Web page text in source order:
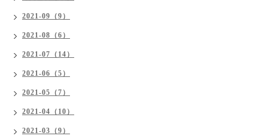
2021-09（9）
2021-08（6）
2021-07（14）
2021-06（5）
2021-05（7）
2021-04（10）
2021-03（9）